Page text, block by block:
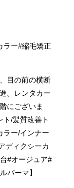
ラー#縮毛矯正
目の前の横断
。レンタカー
にございま
ト/髪質改善ト
ラー/インナー
ディクシーカ
#オージュア#
パーマ】